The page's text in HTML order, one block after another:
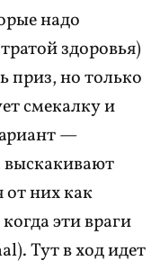
надо
здоровья)
приз, но только
смекалку и
—
выскакивают
от них как
эти враги
Тут в ход идет